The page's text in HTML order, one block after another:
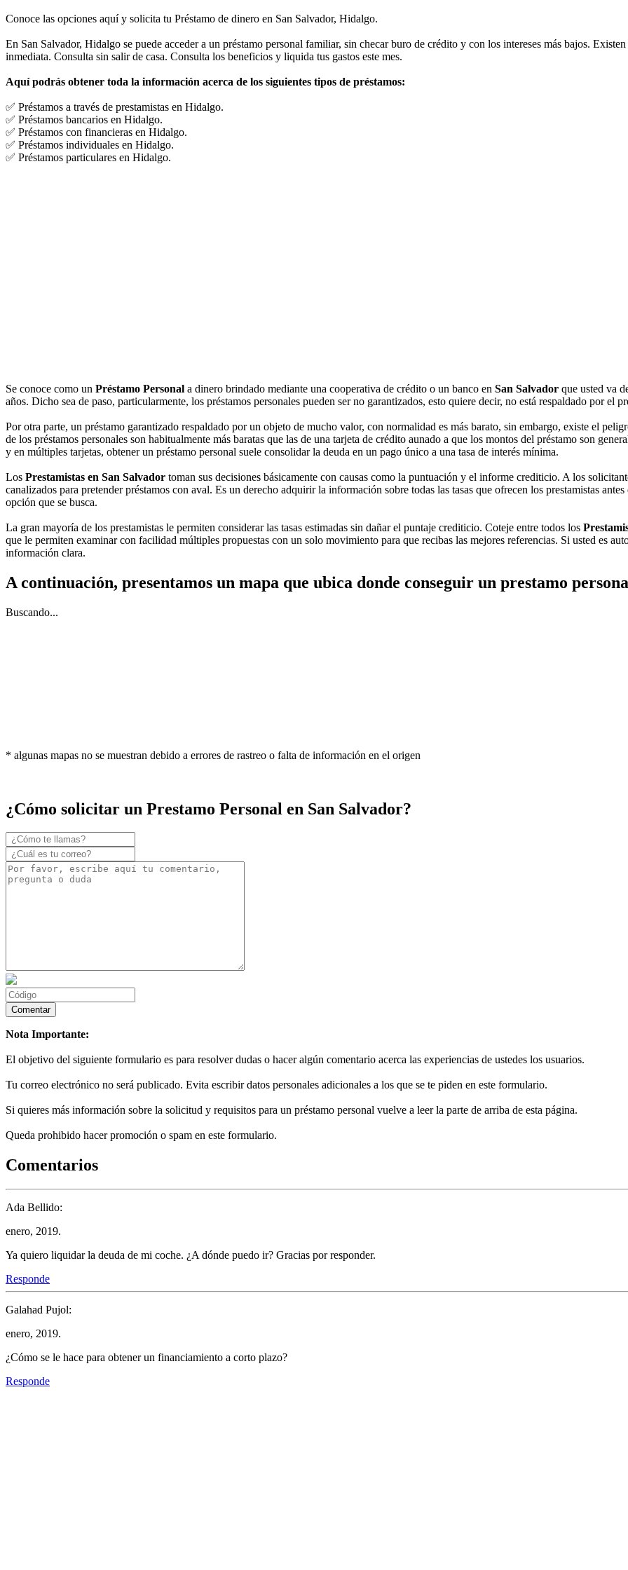
Conoce las opciones aquí y solicita tu Préstamo de dinero en San Salvador, Hidalgo.
En San Salvador, Hidalgo se puede acceder a un préstamo personal familiar, sin checar buro de crédito y con los intereses más bajos.
inmediata. Consulta sin salir de casa. Consulta los beneficios y liquida tus gastos este mes.
Aquí podrás obtener toda la información acerca de los siguientes tipos de préstamos:
✅ Préstamos a través de prestamistas en Hidalgo.
✅ Préstamos bancarios en Hidalgo.
✅ Préstamos con financieras en Hidalgo.
✅ Préstamos individuales en Hidalgo.
✅ Préstamos particulares en Hidalgo.
Se conoce como un Préstamo Personal a dinero brindado mediante una cooperativa de crédito o un banco en San Salvador que usted va
años. Dicho sea de paso, particularmente, los préstamos personales pueden ser no garantizados, esto quiere decir, no está respaldado por el
Por otra parte, un préstamo garantizado respaldado por un objeto de mucho valor, con normalidad es más barato, sin embargo, existe el
de los préstamos personales son habitualmente más baratas que las de una tarjeta de crédito aunado a que los montos del préstamo son
y en múltiples tarjetas, obtener un préstamo personal suele consolidar la deuda en un pago único a una tasa de interés mínima.
Los Prestamistas en San Salvador toman sus decisiones básicamente con causas como la puntuación y el informe crediticio. A los
canalizados para pretender préstamos con aval. Es un derecho adquirir la información sobre todas las tasas que ofrecen los prestamistas
opción que se busca.
La gran mayoría de los prestamistas le permiten considerar las tasas estimadas sin dañar el puntaje crediticio. Coteje entre todos los
que le permiten examinar con facilidad múltiples propuestas con un solo movimiento para que recibas las mejores referencias. Si usted es
información clara.
A continuación, presentamos un mapa que ubica donde conseguir un prestamo
Buscando...
* algunas mapas no se muestran debido a errores de rastreo o falta de información en el origen
¿Cómo solicitar un Prestamo Personal en San Salvador?
Nota Importante:
El objetivo del siguiente formulario es para resolver dudas o hacer algún comentario acerca las experiencias de ustedes los usuarios.
Tu correo electrónico no será publicado. Evita escribir datos personales adicionales a los que se te piden en este formulario.
Si quieres más información sobre la solicitud y requisitos para un préstamo personal vuelve a leer la parte de arriba de esta página.
Queda prohibido hacer promoción o spam en este formulario.
Comentarios
Ada Bellido:
enero, 2019.
Ya quiero liquidar la deuda de mi coche. ¿A dónde puedo ir? Gracias por responder.
Responde
Galahad Pujol:
enero, 2019.
¿Cómo se le hace para obtener un financiamiento a corto plazo?
Responde